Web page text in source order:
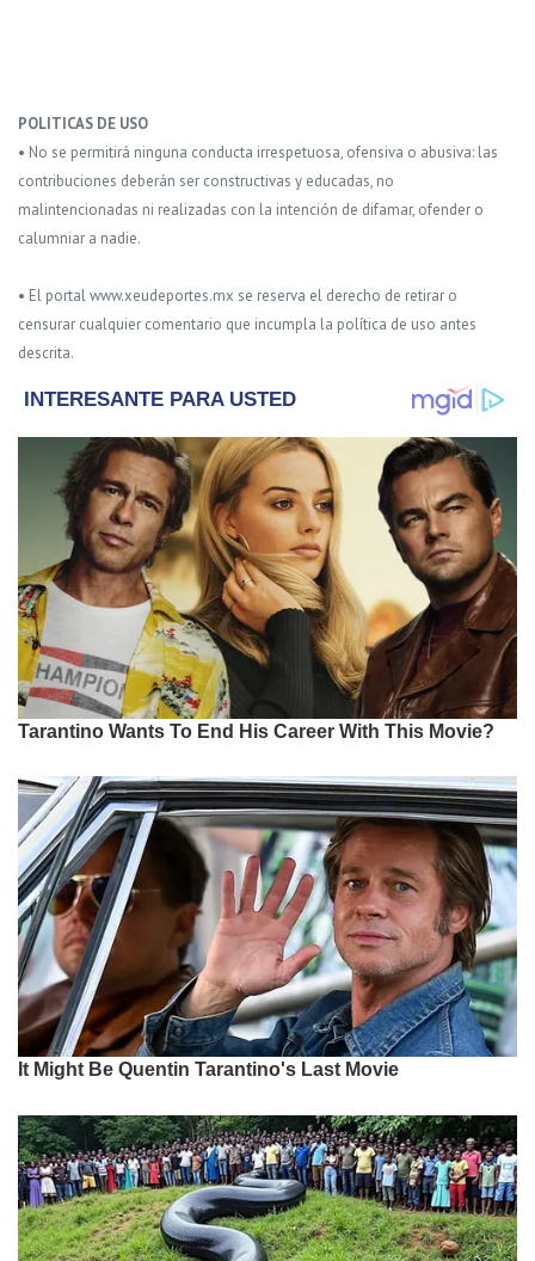
POLITICAS DE USO
• No se permitirá ninguna conducta irrespetuosa, ofensiva o abusiva: las
contribuciones deberán ser constructivas y educadas, no
malintencionadas ni realizadas con la intención de difamar, ofender o
calumniar a nadie.
• El portal www.xeudeportes.mx se reserva el derecho de retirar o
censurar cualquier comentario que incumpla la política de uso antes
descrita.